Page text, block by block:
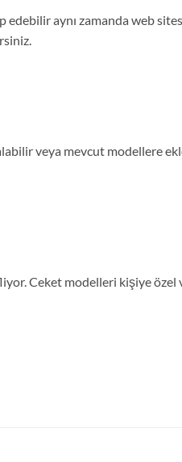
aynı zamanda web
veya mevcut modellere
Ceket modelleri kişiye özel